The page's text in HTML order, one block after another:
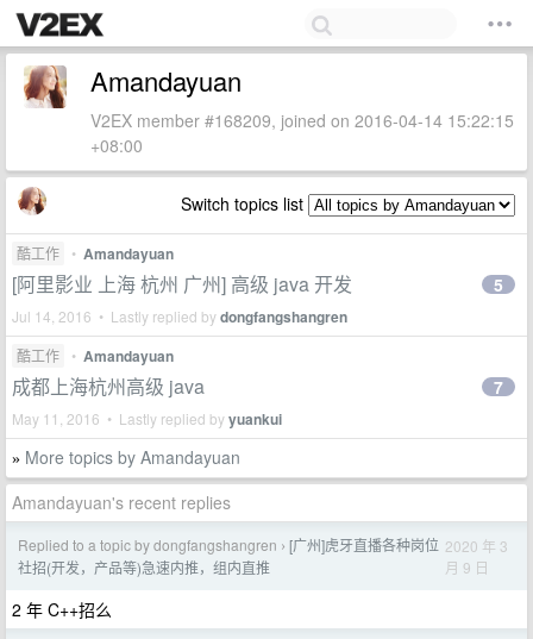
Amandayuan
V2EX member #168209, joined on 2016-04-14 15:22:15
+08:00
Switch topics list
酷工作 • Amandayuan
[阿里影业 上海 杭州 广州] 高级 java 开发
Jul 14, 2016 • Lastly replied bydongfangshangren
5
酷工作 • Amandayuan
成都上海杭州高级 java
May 11, 2016 • Lastly replied byyuankui
7
» More topics by Amandayuan
Amandayuan's recent replies
Replied to a topic by dongfangshangren › [广州]虎牙直播各种岗位
社招(开发，产品等)急速内推，组内直推
2020 年 3
月 9 日
2 年 C++招么